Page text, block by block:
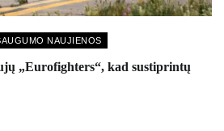
NAUJIENOS
„Eurofighters“, kad sustiprintų